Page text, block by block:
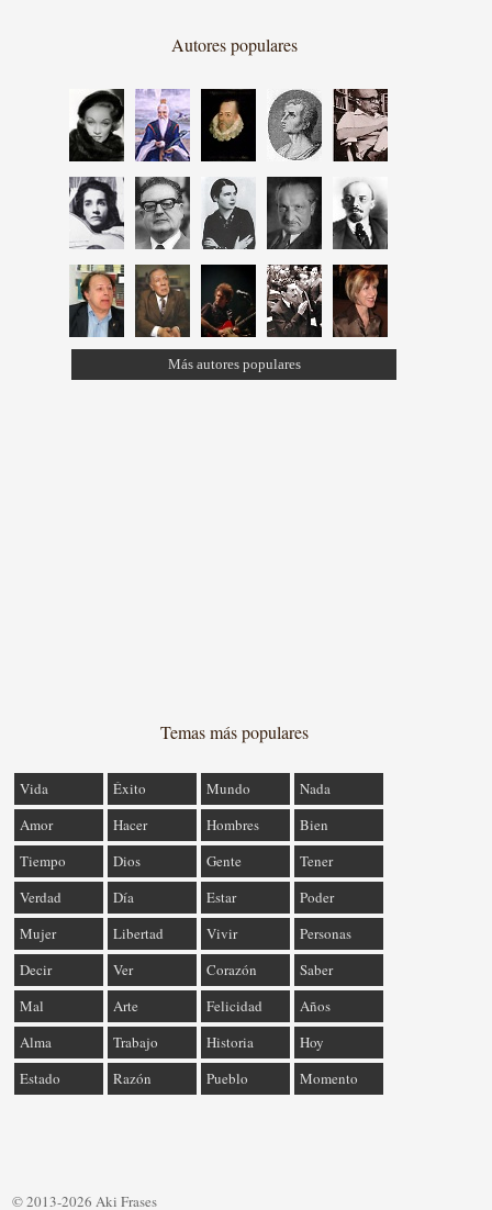
Autores populares
Más autores populares
Temas más populares
Vida Éxito Mundo
Nada
Amor
Hacer Hombres
Bien
Tiempo
Dios Gente
Tener
Verdad
Día Estar
Poder
Mujer
Libertad Vivir
Personas
Decir
Ver Corazón
Saber
Mal
Arte Felicidad
Años
Alma
Trabajo Historia
Hoy
Estado
Razón Pueblo Momento
© 2013-2026 Aki Frases